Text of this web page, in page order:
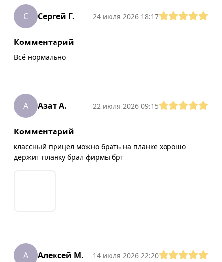
С Сергей Г. 24 июля 2026 18:17
Комментарий
Всё нормально
А Азат А. 22 июля 2026 09:15
Комментарий
классный прицел можно брать на планке хорошо
держит планку брал фирмы брт
А Алексей М. 14 июля 2026 22:20